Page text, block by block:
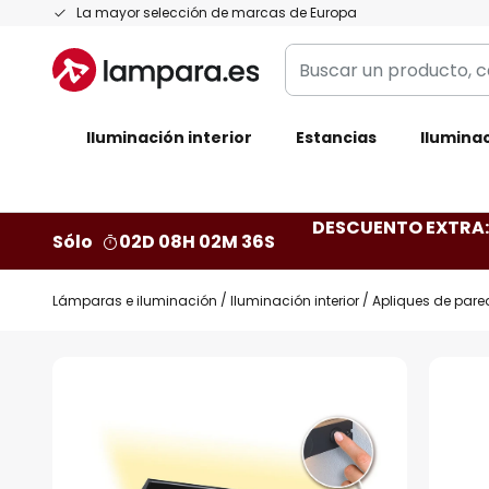
La mayor selección de marcas de Europa
Ir
contenido
Buscar
un
categoría,
Iluminación interior Estancias
Sólo 02D 08H 02M 35S
DESCUENTO
Lámparas e iluminación Iluminación interior Apliques de